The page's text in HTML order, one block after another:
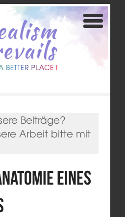
Beiträge?
Arbeit bitte mit
eines